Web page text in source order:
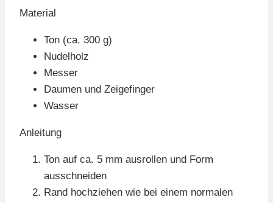
Material
Ton (ca. 300 g)
Nudelholz
Messer
Daumen und Zeigefinger
Wasser
Anleitung
Ton auf ca. 5 mm ausrollen und Form
ausschneiden
Rand hochziehen wie bei einem normalen